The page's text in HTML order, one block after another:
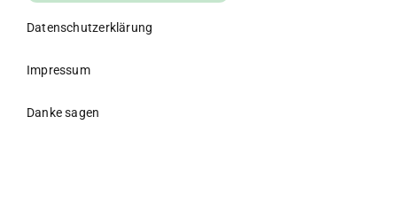
Datenschutzerklärung
Impressum
Danke sagen